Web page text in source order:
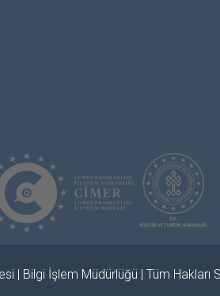
| Bilgi İşlem Müdürlüğü | Tüm Hakları